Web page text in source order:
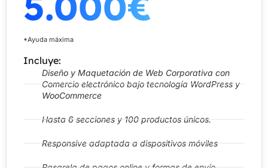
*Ayuda máxima
Incluye:
Diseño y Maquetación de Web Corporativa con
Comercio electrónico bajo tecnología WordPress y
WooCommerce
Hasta 6 secciones y 100 productos únicos.
Responsive adaptada a dispositivos móviles